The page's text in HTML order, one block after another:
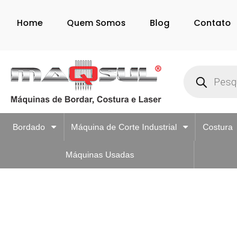
Home Quem Somos Blog Contato
Bordado Máquina de Corte Industrial Costura
Máquinas Usadas